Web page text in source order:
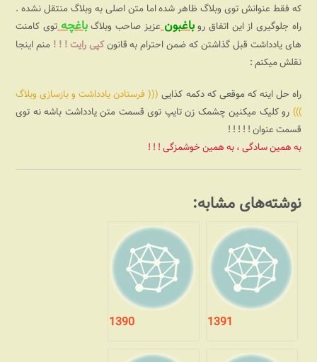
که فقط عنوانش توی وبلاگ ظاهر شده اما متن اصلی به وبلاگ منتقل نشده .
راه جلوگیری از این اتفاق روباغبون عزیز صاحب وبلاگباغچه توی کامنت
های یادداشت قبل گذاشتن که ضمن احترام به قانونکپی رایت ! ! ! منم اینجا
نقلش میکنم :
راه حل اینه که موقعی که دکمه کذایی ((( فرستادن یادداشت و بازسازی وبلاگ
))) رو کلیک میکنین چشمک زن تایپ توی قسمت متن یادداشت باشه نه توی
قسمت عنوان ! !‌ ! ! !
به همین سادگی ، به همین خوشمزگی ! ! !
نوشته‌های مشابه:
1391
1390